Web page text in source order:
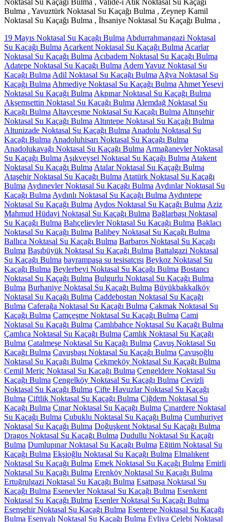
Bulma , Yavuztürk Noktasal Su Kaçağı Bulma , Zeynep Kamil
Noktasal Su Kaçağı Bulma , İhsaniye Noktasal Su Kaçağı Bulma ,
19 Mayıs Noktasal Su Kaçağı Bulma Abdurrahmangazi Noktasal
Su Kaçağı Bulma Acarkent Noktasal Su Kaçağı Bulma Acarlar
Noktasal Su Kaçağı Bulma Acıbadem Noktasal Su Kaçağı Bulma
Adatepe Noktasal Su Kaçağı Bulma Adem Yavuz Noktasal Su
Kaçağı Bulma Adil Noktasal Su Kaçağı Bulma Ağva Noktasal Su
Kaçağı Bulma Ahmediye Noktasal Su Kaçağı Bulma Ahmet Yesevi
Noktasal Su Kaçağı Bulma Akpınar Noktasal Su Kaçağı Bulma
Akşemsettin Noktasal Su Kaçağı Bulma Alemdağ Noktasal Su
Kaçağı Bulma Altayçeşme Noktasal Su Kaçağı Bulma Altınşehir
Noktasal Su Kaçağı Bulma Altıntepe Noktasal Su Kaçağı Bulma
Altunizade Noktasal Su Kaçağı Bulma Anadolu Noktasal Su
Kaçağı Bulma Anadoluhisarı Noktasal Su Kaçağı Bulma
Anadolukavağı Noktasal Su Kaçağı Bulma Armağanevler Noktasal
Su Kaçağı Bulma Aşıkveysel Noktasal Su Kaçağı Bulma Atakent
Noktasal Su Kaçağı Bulma Atalar Noktasal Su Kaçağı Bulma
Ataşehir Noktasal Su Kaçağı Bulma Atatürk Noktasal Su Kaçağı
Bulma Aydınevler Noktasal Su Kaçağı Bulma Aydınlar Noktasal Su
Kaçağı Bulma Aydınlı Noktasal Su Kaçağı Bulma Aydıntepe
Noktasal Su Kaçağı Bulma Aydos Noktasal Su Kaçağı Bulma Aziz
Mahmud Hüdayi Noktasal Su Kaçağı Bulma Bağlarbaşı Noktasal
Su Kaçağı Bulma Bahçelievler Noktasal Su Kaçağı Bulma Baklacı
Noktasal Su Kaçağı Bulma Balibey Noktasal Su Kaçağı Bulma
Ballıca Noktasal Su Kaçağı Bulma Barbaros Noktasal Su Kaçağı
Bulma Başıbüyük Noktasal Su Kaçağı Bulma Battalgazi Noktasal
Su Kaçağı Bulma bayrampaşa su tesisatçısı Beykoz Noktasal Su
Kaçağı Bulma Beylerbeyi Noktasal Su Kaçağı Bulma Bostancı
Noktasal Su Kaçağı Bulma Bulgurlu Noktasal Su Kaçağı Bulma
Bulma Burhaniye Noktasal Su Kaçağı Bulma Büyükbakkalköy
Noktasal Su Kaçağı Bulma Caddebostan Noktasal Su Kaçağı
Bulma Caferağa Noktasal Su Kaçağı Bulma Çakmak Noktasal Su
Kaçağı Bulma Çamçeşme Noktasal Su Kaçağı Bulma Cami
Noktasal Su Kaçağı Bulma Çamlıbahçe Noktasal Su Kaçağı Bulma
Çamlıca Noktasal Su Kaçağı Bulma Çamlık Noktasal Su Kaçağı
Bulma Çatalmeşe Noktasal Su Kaçağı Bulma Çavuş Noktasal Su
Kaçağı Bulma Çavuşbaşı Noktasal Su Kaçağı Bulma Çavuşoğlu
Noktasal Su Kaçağı Bulma Çekmeköy Noktasal Su Kaçağı Bulma
Cemil Meriç Noktasal Su Kaçağı Bulma Çengeldere Noktasal Su
Kaçağı Bulma Çengelköy Noktasal Su Kaçağı Bulma Cevizli
Noktasal Su Kaçağı Bulma Çifte Havuzlar Noktasal Su Kaçağı
Bulma Çiftlik Noktasal Su Kaçağı Bulma Çiğdem Noktasal Su
Kaçağı Bulma Çınar Noktasal Su Kaçağı Bulma Çınardere Noktasal
Su Kaçağı Bulma Çubuklu Noktasal Su Kaçağı Bulma Cumhuriyet
Noktasal Su Kaçağı Bulma Doğuşkent Noktasal Su Kaçağı Bulma
Dragos Noktasal Su Kaçağı Bulma Dudullu Noktasal Su Kaçağı
Bulma Dumlupınar Noktasal Su Kaçağı Bulma Eğitim Noktasal Su
Kaçağı Bulma Ekşioğlu Noktasal Su Kaçağı Bulma Elmalıkent
Noktasal Su Kaçağı Bulma Emek Noktasal Su Kaçağı Bulma Emirli
Noktasal Su Kaçağı Bulma Erenköy Noktasal Su Kaçağı Bulma
Ertuğrulgazi Noktasal Su Kaçağı Bulma Esatpaşa Noktasal Su
Kaçağı Bulma Esenevler Noktasal Su Kaçağı Bulma Esenkent
Noktasal Su Kaçağı Bulma Esenler Noktasal Su Kaçağı Bulma
Esenşehir Noktasal Su Kaçağı Bulma Esentepe Noktasal Su Kaçağı
Bulma Esenyalı Noktasal Su Kaçağı Bulma Evliya Çelebi Noktasal